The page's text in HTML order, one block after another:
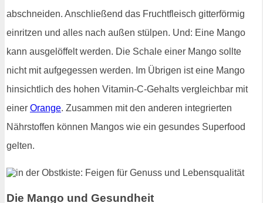
abschneiden. Anschließend das Fruchtfleisch gitterförmig
einritzen und alles nach außen stülpen. Und: Eine Mango
kann ausgelöffelt werden. Die Schale einer Mango sollte
nicht mit aufgegessen werden. Im Übrigen ist eine Mango
hinsichtlich des hohen Vitamin-C-Gehalts vergleichbar mit
einer Orange. Zusammen mit den anderen integrierten
Nährstoffen können Mangos wie ein gesundes Superfood
gelten.
Die Mango und Gesundheit